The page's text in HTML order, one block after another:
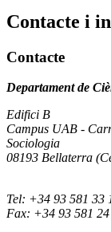
Contacte i
Contacte
Departament de
Edifici B
Campus UAB -
Sociologia
08193 Bellaterra
Tel: +34 93 581 33
Fax: +34 93 581